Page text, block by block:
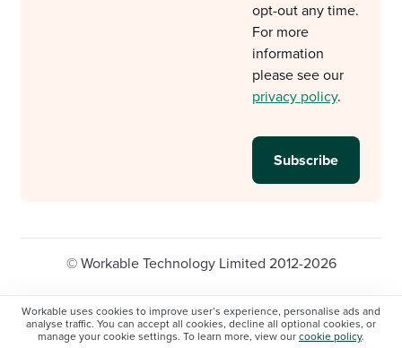
Workable uses cookies to improve user’s experience, personalise ads and
analyse traffic. You can accept all cookies, decline all optional cookies, or
manage your cookie settings. To learn more, view our cookie policy.
opt-out any time.
For more
information
please see our
privacy policy.
© Workable Technology Limited 2012-2026
Privacy policy
Cookie Settings
Do not sell/share my personal information